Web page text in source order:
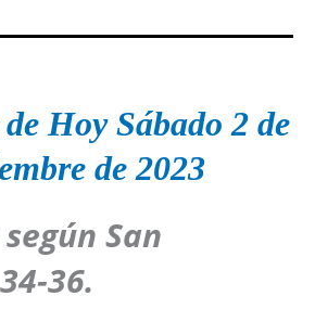
Hoy Sábado 2 de
de 2023
San
36.